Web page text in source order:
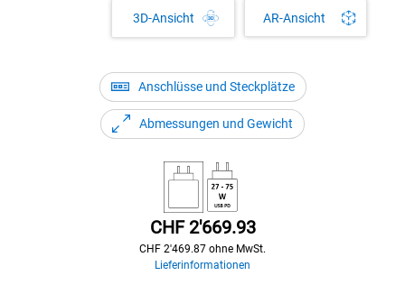
Anschlüsse und Steckplätze
Abmessungen und Gewicht
3D-Ansicht AR-Ansicht
Preis
CHF 2'669.93
CHF 2'469.87 ohne MwSt.
Lieferinformationen